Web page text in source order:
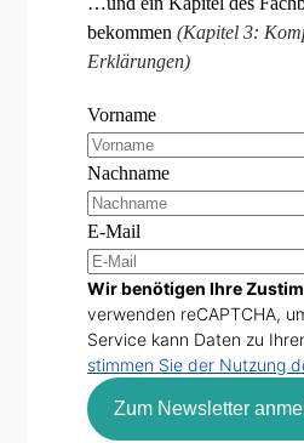
bekommen (Kapitel 3:
Erklärungen)
Vorname
Nachname
E-Mail
Wir benötigen Ihre
verwenden reCAPTCHA,
Service kann Daten zu
stimmen Sie der Nutzung
Zum Newsletter